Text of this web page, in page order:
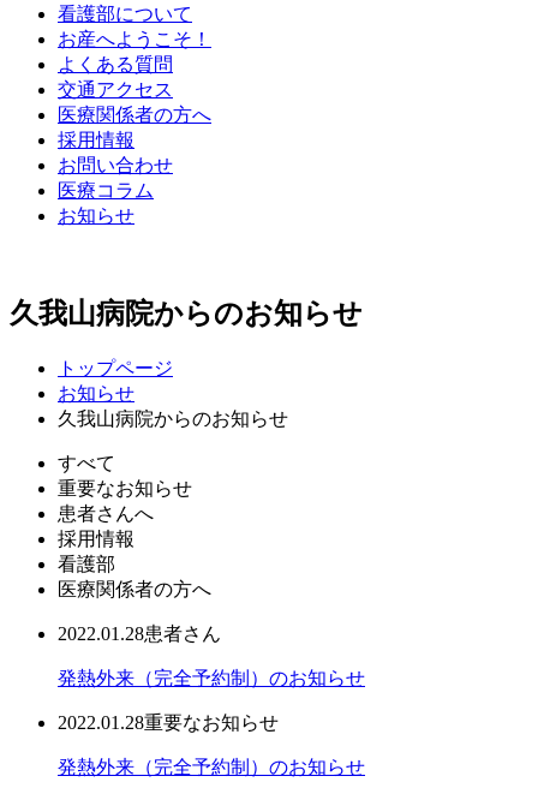
看護部について
お産へようこそ！
よくある質問
交通アクセス
医療関係者の方へ
採用情報
お問い合わせ
医療コラム
お知らせ
久我山病院からのお知らせ
トップページ
お知らせ
久我山病院からのお知らせ
すべて
重要なお知らせ
患者さんへ
採用情報
看護部
医療関係者の方へ
2022.01.28患者さん
発熱外来（完全予約制）のお知らせ
2022.01.28重要なお知らせ
発熱外来（完全予約制）のお知らせ